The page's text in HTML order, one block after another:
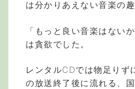
は分かりあえない音楽の趣
「もっと良い音楽はない
は貪欲でした。
レンタルCDでは物足りず
の放送終了後に流れる、